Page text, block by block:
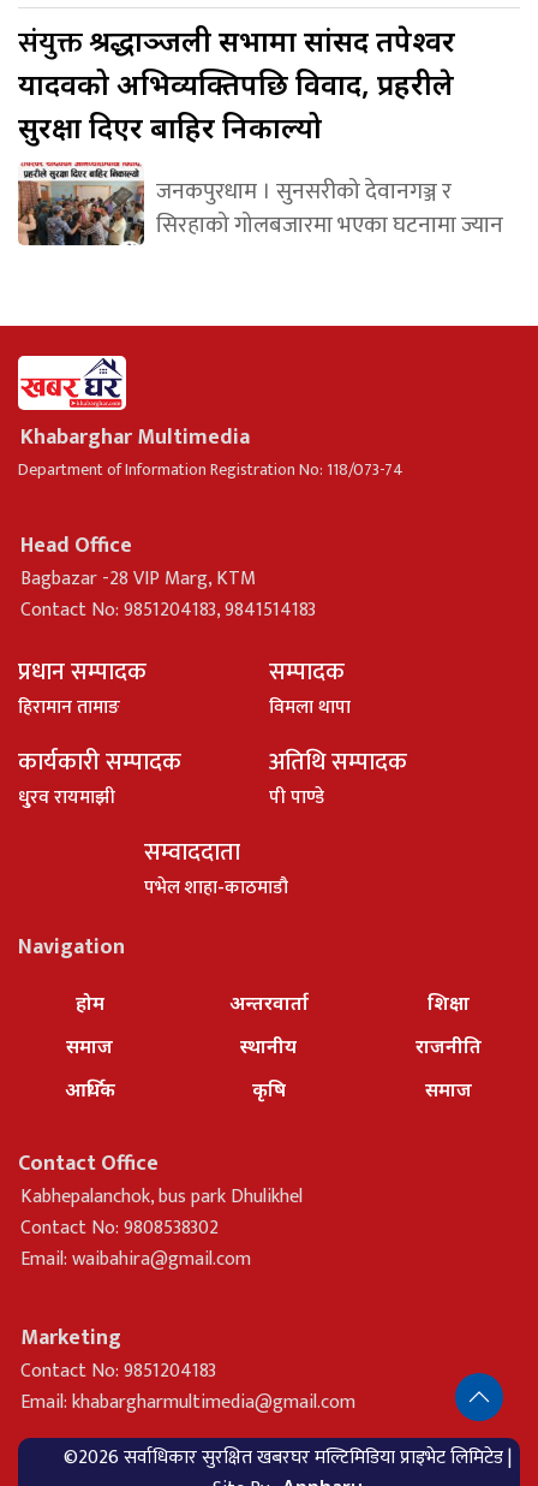
संयुक्तश्रद्धाञ्जली सभामा सांसद तपेश्वर
यादवको अभिव्यक्तिपछि विवाद, प्रहरीले
सुरक्षा दिएर बाहिर निकाल्यो
जनकपुरधाम । सुनसरीको देवानगञ्ज र
सिरहाको गोलबजारमा भएका घटनामा ज्यान
Khabarghar Multimedia
Department of Information Registration No: 118/073-74
Head Office
Bagbazar -28 VIP Marg, KTM
Contact No: 9851204183, 9841514183
प्रधान सम्पादक
हिरामान तामाङ
सम्पादक
विमला थापा
कार्यकारी सम्पादक
धु्रव रायमाझी
अतिथि सम्पादक
पी पाण्डे
सम्वाददाता
पभेल शाहा-काठमाडौ
Navigation
होम
समाज
आर्थिक
अन्तरवार्ता
स्थानीय
कृषि
शिक्षा
राजनीति
समाज
Contact Office
Kabhepalanchok, bus park Dhulikhel
Contact No: 9808538302
Email:waibahira@gmail.com
Marketing
Contact No: 9851204183
Email:khabargharmultimedia@gmail.com
©2026 सर्वाधिकार सुरक्षित खबरघर मल्टिमिडिया प्राइभेट लिमिटेड |